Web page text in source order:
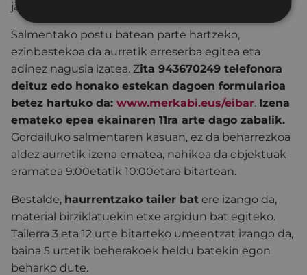
jasotzera.
Salmentako postu batean parte hartzeko,
ezinbestekoa da aurretik erreserba egitea eta
adinez nagusia izatea. Zita 943670249 telefonora
deituz edo honako estekan dagoen formularioa
betez hartuko da: www.merkabi.eus/eibar. Izena
emateko epea ekainaren 11ra arte dago zabalik.
Gordailuko salmentaren kasuan, ez da beharrezkoa
aldez aurretik izena ematea, nahikoa da objektuak
eramatea 9:00etatik 10:00etara bitartean.
Bestalde, haurrentzako tailer bat ere izango da,
material birziklatuekin etxe argidun bat egiteko.
Tailerra 3 eta 12 urte bitarteko umeentzat izango da,
baina 5 urtetik beherakoek heldu batekin egon
beharko dute.